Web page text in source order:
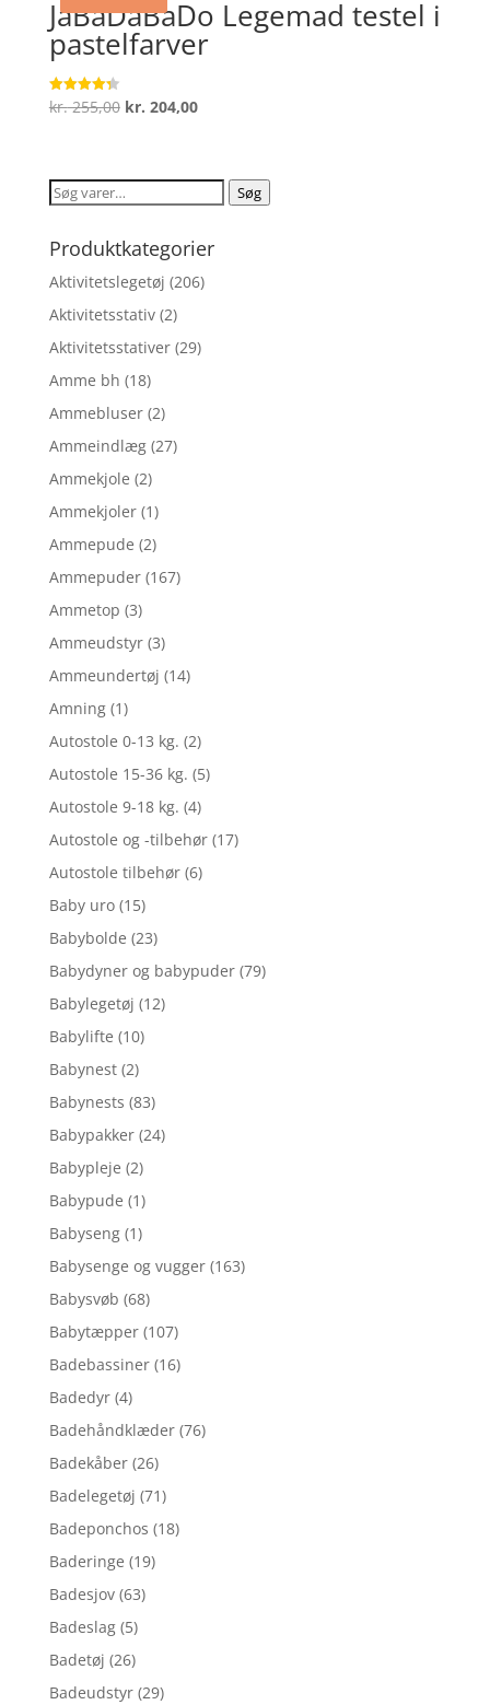
JaBaDaBaDo Legemad testel i
pastelfarver
Vurderet
4.3
kr.255,00 Den
var:
kr. 255,00.
kr. 204,00Den
er:
kr. 204,00.
Søg
Søg
Produktkategorier
Aktivitetslegetøj (206)
Aktivitetsstativ (2)
Aktivitetsstativer (29)
Amme bh (18)
Ammebluser (2)
Ammeindlæg (27)
Ammekjole (2)
Ammekjoler (1)
Ammepude (2)
Ammepuder (167)
Ammetop (3)
Ammeudstyr (3)
Ammeundertøj (14)
Amning (1)
Autostole 0-13 kg. (2)
Autostole 15-36 kg. (5)
Autostole 9-18 kg. (4)
Autostole og -tilbehør (17)
Autostole tilbehør (6)
Baby uro (15)
Babybolde (23)
Babydyner og babypuder (79)
Babylegetøj (12)
Babylifte (10)
Babynest (2)
Babynests (83)
Babypakker (24)
Babypleje (2)
Babypude (1)
Babyseng (1)
Babysenge og vugger (163)
Babysvøb (68)
Babytæpper (107)
Badebassiner (16)
Badedyr (4)
Badehåndklæder (76)
Badekåber (26)
Badelegetøj (71)
Badeponchos (18)
Baderinge (19)
Badesjov (63)
Badeslag (5)
Badetøj (26)
Badeudstyr (29)